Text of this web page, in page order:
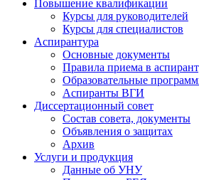
Повышение квалификации
Курсы для руководителей
Курсы для специалистов
Аспирантура
Основные документы
Правила приема в
Образовательные
Аспиранты ВГИ
Диссертационный совет
Состав совета, документы
Объявления о защитах
Архив
Услуги и продукция
Данные об УНУ